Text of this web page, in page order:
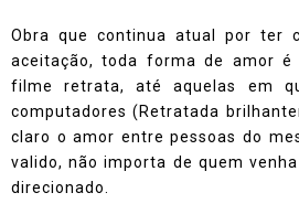
Obra que continua atual por ter
aceitação, toda forma de amor é
filme retrata, até aquelas em
computadores (Retratada
claro o amor entre pessoas do
valido, não importa de quem
direcionado.